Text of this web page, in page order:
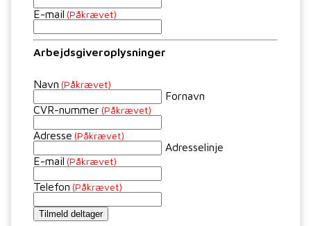
E-mail (Påkrævet)
Arbejdsgiveroplysninger
Navn (Påkrævet)
Fornavn
CVR-nummer (Påkrævet)
Adresse (Påkrævet)
Adresselinje
E-mail (Påkrævet)
Telefon (Påkrævet)